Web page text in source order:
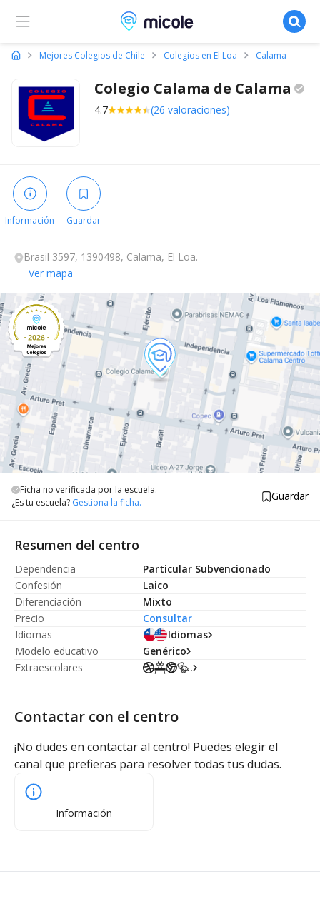
Micole, buscador de colegios
Mejores Colegios de Chile Colegios en El Loa Calama
Colegio Calama de Calama
4.7 (26 valoraciones)
Información Guardar
Brasil 3597, 1390498, Calama, El Loa.
Ver mapa
Ficha no verificada por la escuela.
¿Es tu escuela? Gestiona la ficha. Guardar
Resumen del centro
Dependencia
Particular Subvencionado
Confesión
Laico
Diferenciación
Mixto
Precio
Consultar
Idiomas
Idiomas
Modelo educativo
Genérico
Extraescolares
...
Contactar con el centro
¡No dudes en contactar al centro! Puedes elegir el
canal que prefieras para resolver todas tus dudas.
Información